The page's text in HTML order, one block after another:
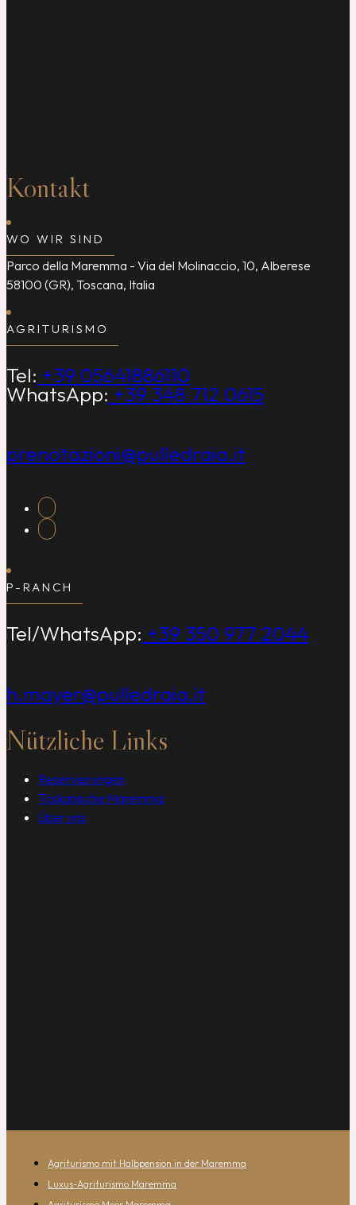
Kontakt
WO WIR SIND
Parco della Maremma - Via del Molinaccio, 10, Alberese
58100 (GR), Toscana, Italia
AGRITURISMO
Tel: +39 05641886110
WhatsApp:+39 348 712 0615
prenotazioni@pulledraia.it
P-RANCH
Tel/WhatsApp: +39 350 977 2044
h.mayer@pulledraia.it
Nützliche Links
Reservierungen
Toskanische Maremma
Über uns
Agriturismo mit Halbpension in der Maremma
Luxus-Agriturismo Maremma